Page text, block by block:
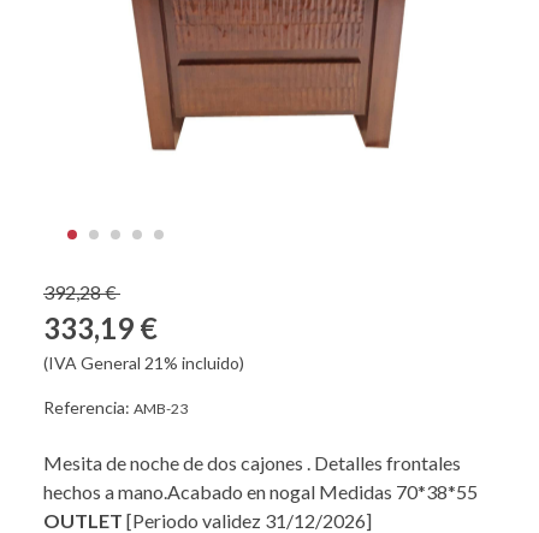
392,28 €
333,19 €
(IVA General 21% incluido)
Referencia: AMB-23
Mesita de noche de dos cajones . Detalles frontales
hechos a mano.Acabado en nogal Medidas 70*38*55
OUTLET [Periodo validez 31/12/2026]